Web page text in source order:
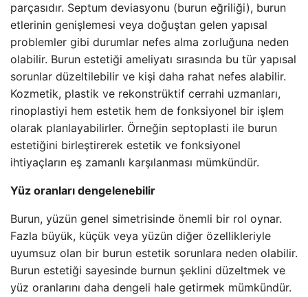
parçasıdır. Septum deviasyonu (burun eğriliği), burun
etlerinin genişlemesi veya doğuştan gelen yapısal
problemler gibi durumlar nefes alma zorluğuna neden
olabilir. Burun estetiği ameliyatı sırasında bu tür yapısal
sorunlar düzeltilebilir ve kişi daha rahat nefes alabilir.
Kozmetik, plastik ve rekonstrüktif cerrahi uzmanları,
rinoplastiyi hem estetik hem de fonksiyonel bir işlem
olarak planlayabilirler. Örneğin septoplasti ile burun
estetiğini birleştirerek estetik ve fonksiyonel
ihtiyaçların eş zamanlı karşılanması mümkündür.
Yüz oranları dengelenebilir
Burun, yüzün genel simetrisinde önemli bir rol oynar.
Fazla büyük, küçük veya yüzün diğer özellikleriyle
uyumsuz olan bir burun estetik sorunlara neden olabilir.
Burun estetiği sayesinde burnun şeklini düzeltmek ve
yüz oranlarını daha dengeli hale getirmek mümkündür.